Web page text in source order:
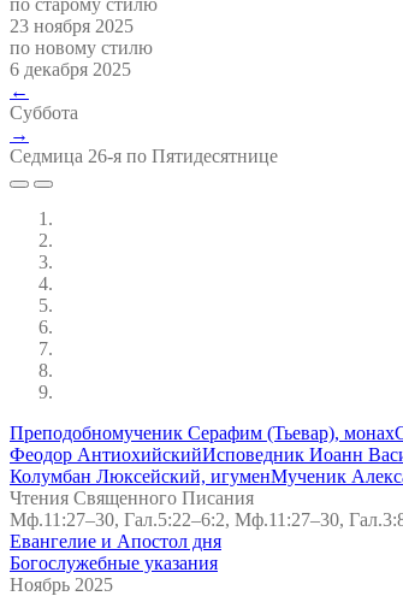
23 ноября 2025
по новому стилю
6 декабря 2025
←
Суббота
→
Седмица 26-я по Пятидесятнице
Преподобномученик Серафим (Тьевар), монах
Феодор АнтиохийскийИсповедник Иоанн
Колумбан Люксейский, игуменМученик
Чтения Священного Писания
Мф.11:27–30, Гал.5:22–6:2, Мф.11:27–30,
Евангелие и Апостол дня
Богослужебные указания
Ноябрь 2025